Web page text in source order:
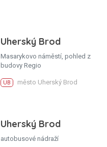
Uherský Brod
Masarykovo náměstí, pohled z
budovy Regio
UB město Uherský Brod
Uherský Brod
autobusové nádraží